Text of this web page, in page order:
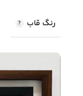
رنگ قاب